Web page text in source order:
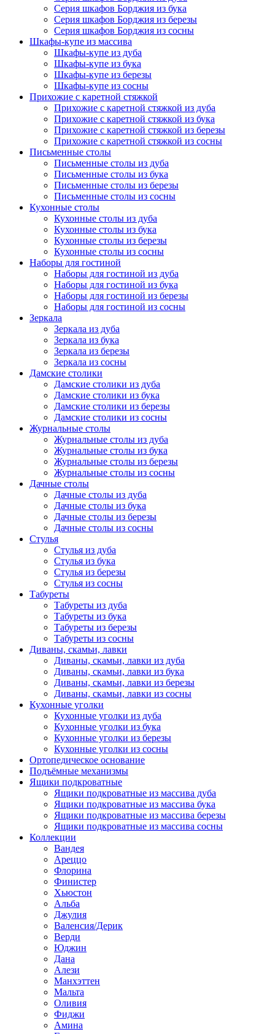
Серия шкафов Борджия из бука
Серия шкафов Борджия из березы
Серия шкафов Борджия из сосны
Шкафы-купе из массива
Шкафы-купе из дуба
Шкафы-купе из бука
Шкафы-купе из березы
Шкафы-купе из сосны
Прихожие с каретной стяжкой
Прихожие с каретной стяжкой из дуба
Прихожие с каретной стяжкой из бука
Прихожие с каретной стяжкой из березы
Прихожие с каретной стяжкой из сосны
Письменные столы
Письменные столы из дуба
Письменные столы из бука
Письменные столы из березы
Письменные столы из сосны
Кухонные столы
Кухонные столы из дуба
Кухонные столы из бука
Кухонные столы из березы
Кухонные столы из сосны
Наборы для гостиной
Наборы для гостиной из дуба
Наборы для гостиной из бука
Наборы для гостиной из березы
Наборы для гостиной из сосны
Зеркала
Зеркала из дуба
Зеркала из бука
Зеркала из березы
Зеркала из сосны
Дамские столики
Дамские столики из дуба
Дамские столики из бука
Дамские столики из березы
Дамские столики из сосны
Журнальные столы
Журнальные столы из дуба
Журнальные столы из бука
Журнальные столы из березы
Журнальные столы из сосны
Дачные столы
Дачные столы из дуба
Дачные столы из бука
Дачные столы из березы
Дачные столы из сосны
Стулья
Стулья из дуба
Стулья из бука
Стулья из березы
Стулья из сосны
Табуреты
Табуреты из дуба
Табуреты из бука
Табуреты из березы
Табуреты из сосны
Диваны, скамьи, лавки
Диваны, скамьи, лавки из дуба
Диваны, скамьи, лавки из бука
Диваны, скамьи, лавки из березы
Диваны, скамьи, лавки из сосны
Кухонные уголки
Кухонные уголки из дуба
Кухонные уголки из бука
Кухонные уголки из березы
Кухонные уголки из сосны
Ортопедическое основание
Подъёмные механизмы
Ящики подкроватные
Ящики подкроватные из массива дуба
Ящики подкроватные из массива бука
Ящики подкроватные из массива березы
Ящики подкроватные из массива сосны
Коллекции
Вандея
Ареццо
Флорина
Финистер
Хьюстон
Альба
Джулия
Валенсия/Дерик
Верди
Юджин
Дана
Алези
Манхэттен
Мальта
Оливия
Фиджи
Амина